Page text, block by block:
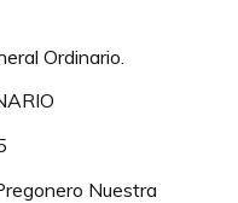
Ordinario.
Nuestra